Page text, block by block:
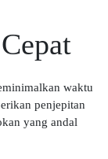
waktu
penjepitan
yang andal